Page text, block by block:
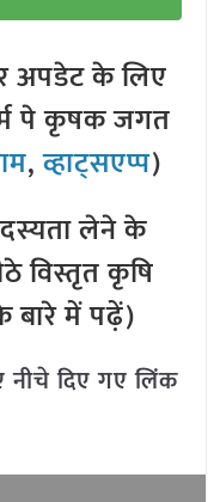
अपडेट के लिए
पे कृषक जगत
,व्हाट्सएप्प)
लेने के
विस्तृत कृषि
बारे में पढ़ें)
दिए गए लिंक